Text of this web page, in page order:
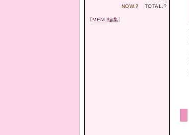
NOW.? TOTAL. ?
〔MENU編集〕